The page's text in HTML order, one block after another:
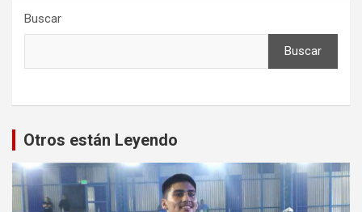
Buscar
Buscar
Otros están Leyendo